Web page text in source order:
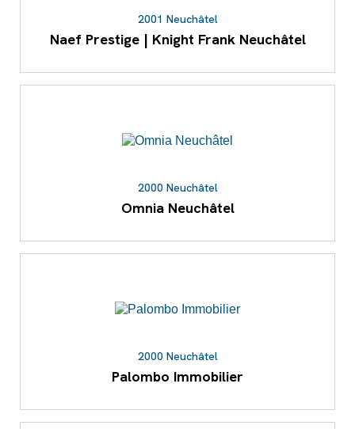
2001 Neuchâtel
Naef Prestige | Knight Frank Neuchâtel
2000 Neuchâtel
Omnia Neuchâtel
2000 Neuchâtel
Palombo Immobilier